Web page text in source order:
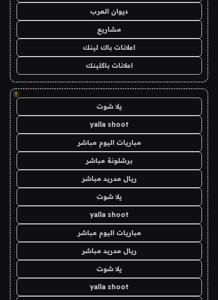
ديوان العرب
مشاريع
اعلانات باك لينك
اعلانات باكلينك
!
يلا شوت
yalla shoot
مباريات اليوم مباشر
برشلونة مباشر
ريال مدريد مباشر
يلا شوت
yalla shoot
مباريات اليوم مباشر
ريال مدريد مباشر
يلا شوت
yalla shoot